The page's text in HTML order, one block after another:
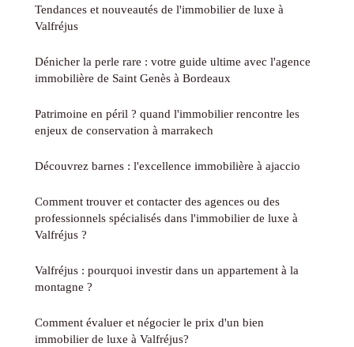
Tendances et nouveautés de l'immobilier de luxe à
Valfréjus
Dénicher la perle rare : votre guide ultime avec l'agence
immobilière de Saint Genès à Bordeaux
Patrimoine en péril ? quand l'immobilier rencontre les
enjeux de conservation à marrakech
Découvrez barnes : l'excellence immobilière à ajaccio
Comment trouver et contacter des agences ou des
professionnels spécialisés dans l'immobilier de luxe à
Valfréjus ?
Valfréjus : pourquoi investir dans un appartement à la
montagne ?
Comment évaluer et négocier le prix d'un bien
immobilier de luxe à Valfréjus?